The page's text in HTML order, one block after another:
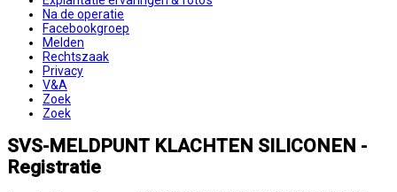
Na de operatie
Facebookgroep
Melden
Rechtszaak
Privacy
V&A
Zoek
Zoek
SVS-MELDPUNT KLACHTEN SILICONEN -
Registratie